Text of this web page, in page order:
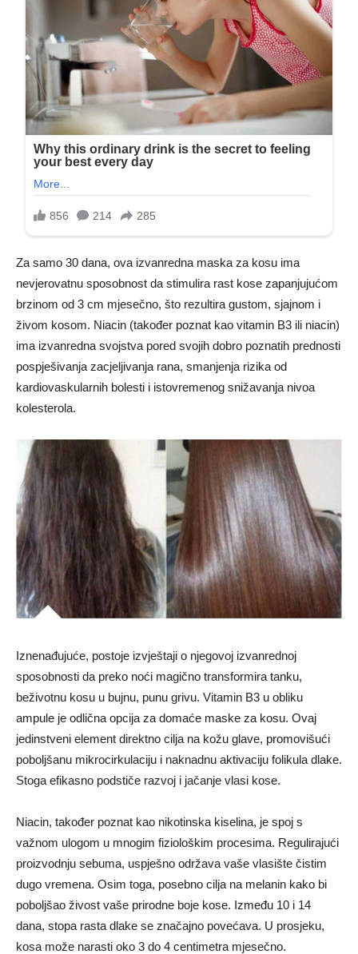
Za samo 30 dana, ova izvanredna maska ​​za kosu ima
nevjerovatnu sposobnost da stimulira rast kose zapanjujućom
brzinom od 3 cm mjesečno, što rezultira gustom, sjajnom i
živom kosom. Niacin (također poznat kao vitamin B3 ili niacin)
ima izvanredna svojstva pored svojih dobro poznatih prednosti
pospješivanja zacjeljivanja rana, smanjenja rizika od
kardiovaskularnih bolesti i istovremenog snižavanja nivoa
kolesterola.
Iznenađujuće, postoje izvještaji o njegovoj izvanrednoj
sposobnosti da preko noći magično transformira tanku,
beživotnu kosu u bujnu, punu grivu. Vitamin B3 u obliku
ampule je odlična opcija za domaće maske za kosu. Ovaj
jedinstveni element direktno cilja na kožu glave, promovišući
poboljšanu mikrocirkulaciju i naknadnu aktivaciju folikula dlake.
Stoga efikasno podstiče razvoj i jačanje vlasi kose.
Niacin, također poznat kao nikotinska kiselina, je spoj s
važnom ulogom u mnogim fiziološkim procesima. Regulirajući
proizvodnju sebuma, uspješno održava vaše vlasište čistim
dugo vremena. Osim toga, posebno cilja na melanin kako bi
poboljšao živost vaše prirodne boje kose. Između 10 i 14
dana, stopa rasta dlake se značajno povećava. U prosjeku,
kosa može narasti oko 3 do 4 centimetra mjesečno.